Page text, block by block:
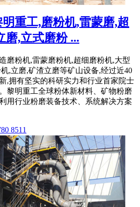
重工,磨粉机,雷蒙磨,超
磨,立式磨粉 ...
磨粉机,雷蒙磨粉机,超细磨粉机,大型
,立磨,矿渣立磨等矿山设备,经过近40
,拥有坚实的科研实力和行业首家院士
黎明重工全球粉体新材料、矿物粉磨
用行业粉磨装备技术、系统解决方案
8511